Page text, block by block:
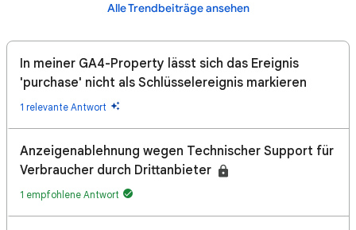
Alle Trendbeiträge ansehen
In meiner GA4-Property lässt sich das Ereignis
'purchase' nicht als Schlüsselereignis markieren
1 relevante Antwort
Anzeigenablehnung wegen Technischer Support für
Verbraucher durch Drittanbieter
1 empfohlene Antwort